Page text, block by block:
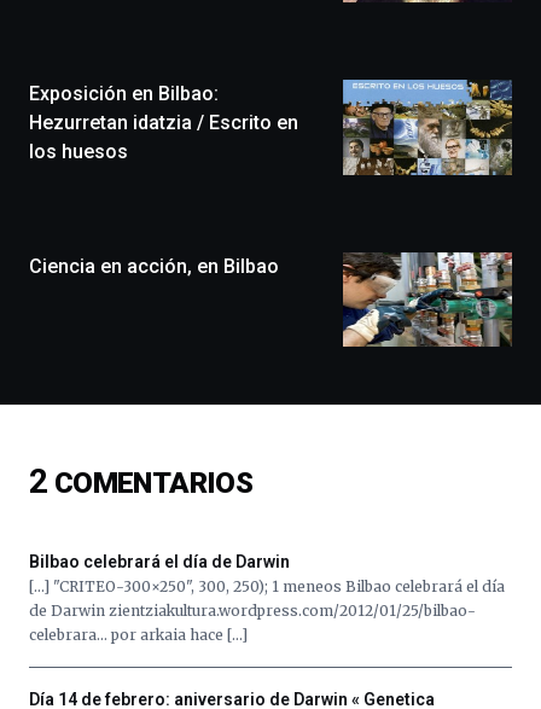
un
festival
que
monólogos,
de
16
al
de
iniciativa,
organizada
Exposición en Bilbao:
Hezurretan idatzia / Escrito en
los huesos
Ciencia en acción, en Bilbao
2 COMENTARIOS
Bilbao celebrará el día de Darwin
[…] "CRITEO-300×250", 300, 250); 1 meneos Bilbao celebrará el día
de Darwin zientziakultura.wordpress.com/2012/01/25/bilbao-
celebrara… por arkaia hace […]
Día 14 de febrero: aniversario de Darwin « Genetica